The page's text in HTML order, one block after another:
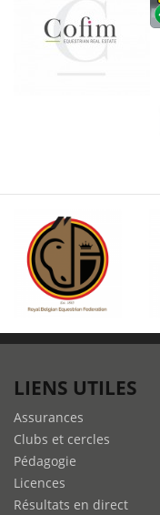
LIENS UTILES
Assurances
Clubs et cercles
Pédagogie
Licences
Résultats en direct